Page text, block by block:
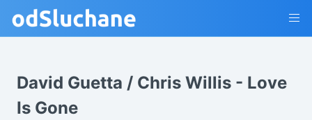
David Guetta / Chris Willis - Love
Is Gone